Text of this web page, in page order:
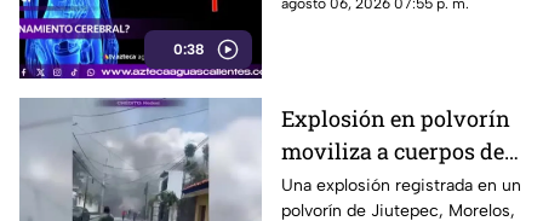
0:38
agosto 06, 2026 07:55 p. m.
Explosión en polvorín
moviliza a cuerpos de
emergencia
Una explosión registrada en un
polvorín de Jiutepec, Morelos,